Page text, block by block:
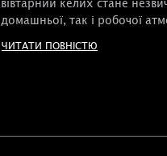
домашньої, так і робочої
ЧИТАТИ ПОВНІСТЮ